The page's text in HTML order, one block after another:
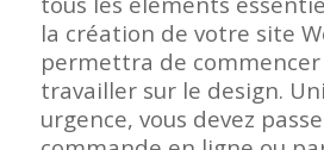
la création de votre site
permettra de
travailler sur le design.
urgence, vous devez